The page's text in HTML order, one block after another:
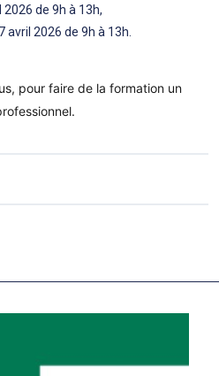
de 9h à 13h,
avril 2026 de 9h à 13h.
pour faire de la formation un